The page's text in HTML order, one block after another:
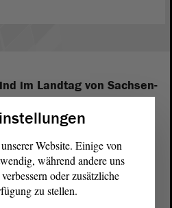
im Landtag von Sachsen-
Website. Einige von
während andere uns
oder zusätzliche
zu stellen.